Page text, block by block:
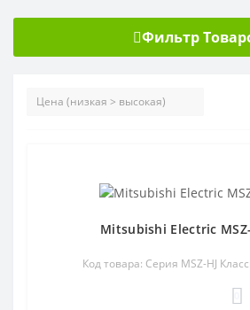
Фильтр
Mitsubishi Electric
Код товара: Серия MSZ-HJ